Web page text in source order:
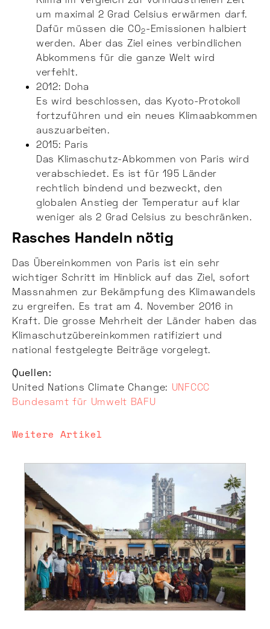
um maximal 2 Grad Celsius erwärmen darf.
Dafür müssen die CO2-Emissionen halbiert
werden. Aber das Ziel eines verbindlichen
Abkommens für die ganze Welt wird
verfehlt.
2012: Doha
Es wird beschlossen, das Kyoto-Protokoll
fortzuführen und ein neues Klimaabkommen
auszuarbeiten.
2015: Paris
Das Klimaschutz-Abkommen von Paris wird
verabschiedet. Es ist für 195 Länder
rechtlich bindend und bezweckt, den
globalen Anstieg der Temperatur auf klar
weniger als 2 Grad Celsius zu beschränken.
Rasches Handeln nötig
Das Übereinkommen von Paris ist ein sehr
wichtiger Schritt im Hinblick auf das Ziel, sofort
Massnahmen zur Bekämpfung des Klimawandels
zu ergreifen. Es trat am 4. November 2016 in
Kraft. Die grosse Mehrheit der Länder haben das
Klimaschutzübereinkommen ratifiziert und
national festgelegte Beiträge vorgelegt.
Quellen:
United Nations Climate Change: UNFCCC
Bundesamt für Umwelt BAFU
Weitere Artikel